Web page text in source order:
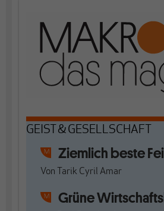
GEIST & GESELLSCHAFT
Ziemlich beste
Von Tarik Cyril Amar
Grüne